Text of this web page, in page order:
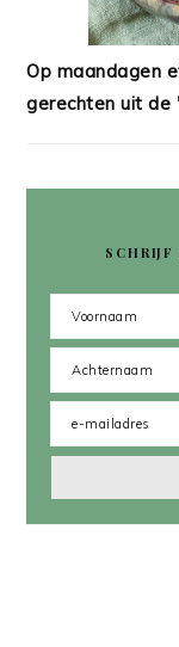
Op maandagen
gerechten uit de